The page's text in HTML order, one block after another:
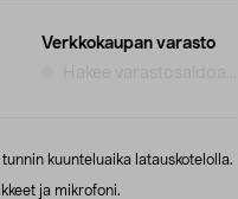
Verkkokaupan varasto
kuunteluaika latauskotelolla.
ja mikrofoni.